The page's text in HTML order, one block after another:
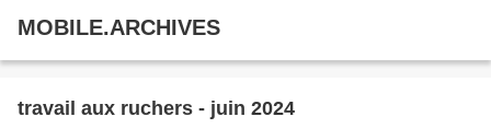
MOBILE.ARCHIVES
travail aux ruchers - juin 2024